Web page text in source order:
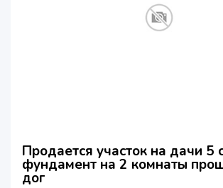
Продается участок на дачи 5
фундамент на 2 комнаты
дог